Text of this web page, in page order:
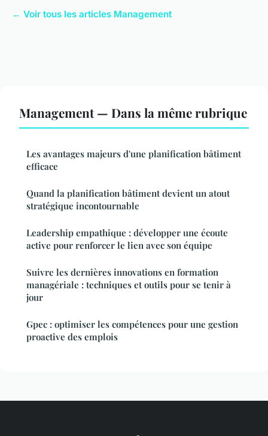
← Voir tous les articles Management
Management — Dans la même rubrique
Les avantages majeurs d'une planification bâtiment
efficace
Quand la planification bâtiment devient un atout
stratégique incontournable
Leadership empathique : développer une écoute
active pour renforcer le lien avec son équipe
Suivre les dernières innovations en formation
managériale : techniques et outils pour se tenir à
jour
Gpec : optimiser les compétences pour une gestion
proactive des emplois